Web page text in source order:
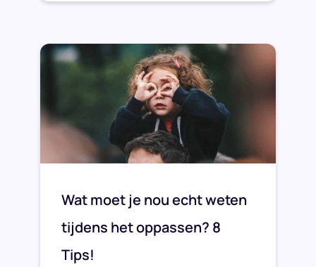
Wat moet je nou echt weten
tijdens het oppassen? 8
Tips!